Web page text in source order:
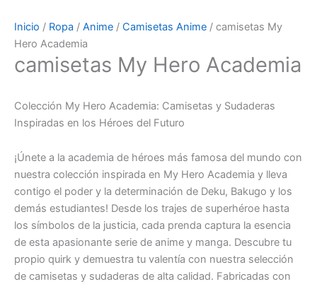
Inicio / Ropa / Anime / Camisetas Anime / camisetas My
Hero Academia
camisetas My Hero Academia
Colección My Hero Academia: Camisetas y Sudaderas
Inspiradas en los Héroes del Futuro
¡Únete a la academia de héroes más famosa del mundo con
nuestra colección inspirada en My Hero Academia y lleva
contigo el poder y la determinación de Deku, Bakugo y los
demás estudiantes! Desde los trajes de superhéroe hasta
los símbolos de la justicia, cada prenda captura la esencia
de esta apasionante serie de anime y manga. Descubre tu
propio quirk y demuestra tu valentía con nuestra selección
de camisetas y sudaderas de alta calidad. Fabricadas con